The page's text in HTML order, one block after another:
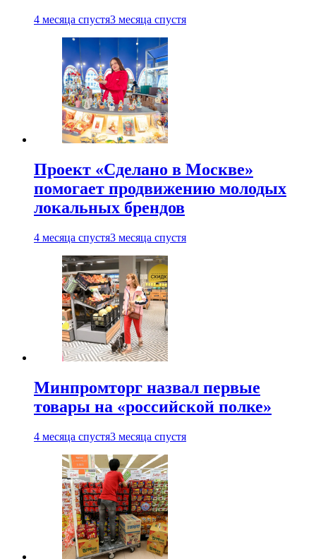
4 месяца спустя3 месяца спустя
Проект «Сделано в Москве»
помогает продвижению молодых
локальных брендов
4 месяца спустя3 месяца спустя
Минпромторг назвал первые
товары на «российской полке»
4 месяца спустя3 месяца спустя